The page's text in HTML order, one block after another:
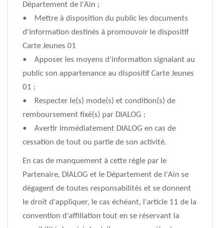
Département de l'Ain ;
• Mettre à disposition du public les documents
d'information destinés à promouvoir le dispositif
Carte Jeunes 01
• Apposer les moyens d'information signalant au
public son appartenance au dispositif Carte Jeunes
01 ;
• Respecter le(s) mode(s) et condition(s) de
remboursement fixé(s) par DIALOG ;
• Avertir immédiatement DIALOG en cas de
cessation de tout ou partie de son activité.
En cas de manquement à cette règle par le
Partenaire, DIALOG et le Département de l'Ain se
dégagent de toutes responsabilités et se donnent
le droit d'appliquer, le cas échéant, l'article 11 de la
convention d'affiliation tout en se réservant la